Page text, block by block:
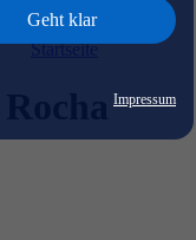
Geht klar
Impressum
Startseite